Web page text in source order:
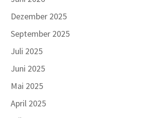
Dezember 2025
September 2025
Juli 2025
Juni 2025
Mai 2025
April 2025